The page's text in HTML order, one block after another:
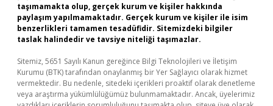
taşımamakta olup, gerçek kurum ve kişiler hakkında
paylaşım yapılmamaktadır. Gerçek kurum ve kişiler ile isim
benzerlikleri tamamen tesadüfidir. Sitemizdeki bilgiler
taslak halindedir ve tavsiye niteliği taşımazlar.
Sitemiz, 5651 Sayılı Kanun gereğince Bilgi Teknolojileri ve İletişim
Kurumu (BTK) tarafından onaylanmış bir Yer Sağlayıcı olarak hizmet
vermektedir. Bu nedenle, sitedeki içerikleri proaktif olarak denetleme
veya araştırma yükümlülüğümüz bulunmamaktadır. Ancak, üyelerimiz